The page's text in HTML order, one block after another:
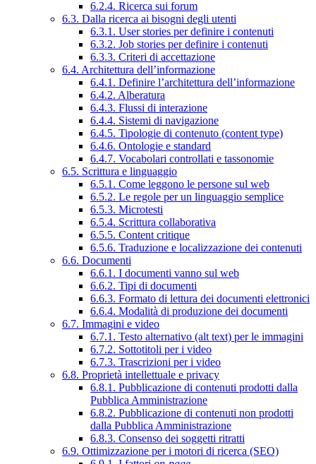
6.2.4. Ricerca sui forum
6.3. Dalla ricerca ai bisogni degli utenti
6.3.1. User stories per definire i contenuti
6.3.2. Job stories per definire i contenuti
6.3.3. Criteri di accettazione
6.4. Architettura dell’informazione
6.4.1. Definire l’architettura dell’informazione
6.4.2. Alberatura
6.4.3. Flussi di interazione
6.4.4. Sistemi di navigazione
6.4.5. Tipologie di contenuto (content type)
6.4.6. Ontologie e standard
6.4.7. Vocabolari controllati e tassonomie
6.5. Scrittura e linguaggio
6.5.1. Come leggono le persone sul web
6.5.2. Le regole per un linguaggio semplice
6.5.3. Microtesti
6.5.4. Scrittura collaborativa
6.5.5. Content critique
6.5.6. Traduzione e localizzazione dei contenuti
6.6. Documenti
6.6.1. I documenti vanno sul web
6.6.2. Tipi di documenti
6.6.3. Formato di lettura dei documenti elettronici
6.6.4. Modalità di produzione dei documenti
6.7. Immagini e video
6.7.1. Testo alternativo (alt text) per le immagini
6.7.2. Sottotitoli per i video
6.7.3. Trascrizioni per i video
6.8. Proprietà intellettuale e privacy
6.8.1. Pubblicazione di contenuti prodotti dalla
Pubblica Amministrazione
6.8.2. Pubblicazione di contenuti non prodotti
dalla Pubblica Amministrazione
6.8.3. Consenso dei soggetti ritratti
6.9. Ottimizzazione per i motori di ricerca (SEO)